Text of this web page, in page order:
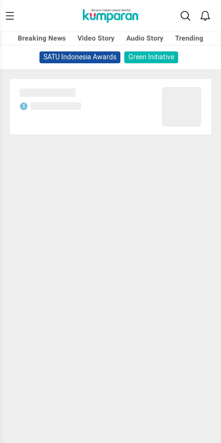
Breaking News Video Story Audio Story
Trending
SATU Indonesia Awards
Green Initiative
S